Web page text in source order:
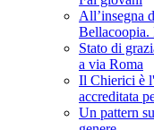
All’insegna
Stato di
a via Roma
Il Chierici è
accreditata
Un pattern